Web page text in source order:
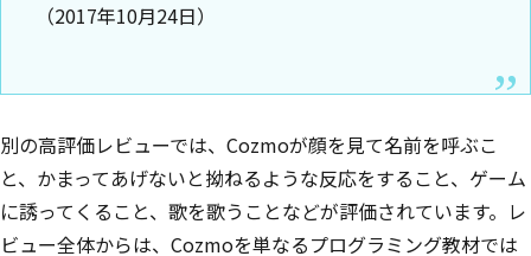
（2017年10月24日）
別の高評価レビューでは、Cozmoが顔を見て名前を呼ぶこ
と、かまってあげないと拗ねるような反応をすること、ゲーム
に誘ってくること、歌を歌うことなどが評価されています。レ
ビュー全体からは、Cozmoを単なるプログラミング教材では